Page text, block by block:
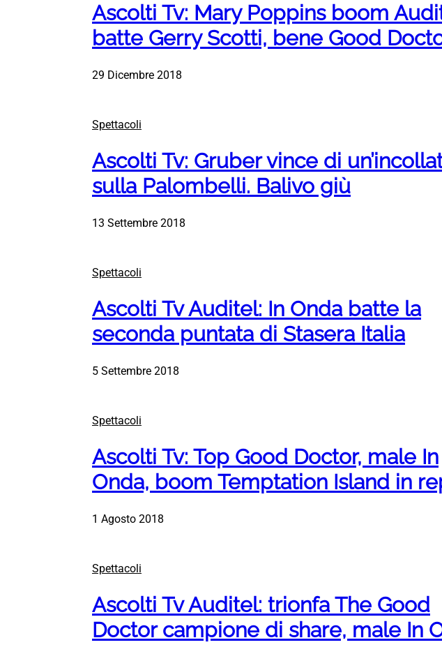
Ascolti Tv: Mary Poppins boom
batte Gerry Scotti, bene Good
29 Dicembre 2018
Spettacoli
Ascolti Tv: Gruber vince di
sulla Palombelli. Balivo giù
13 Settembre 2018
Spettacoli
Ascolti Tv Auditel: In Onda batte la
seconda puntata di Stasera Italia
5 Settembre 2018
Spettacoli
Ascolti Tv: Top Good Doctor, male In
Onda, boom Temptation Island in
1 Agosto 2018
Spettacoli
Ascolti Tv Auditel: trionfa The Good
Doctor campione di share, male In